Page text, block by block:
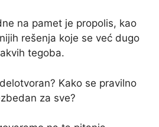
na pamet je propolis, kao
rešenja koje se već dugo
tegoba.
Kako se pravilno
za sve?